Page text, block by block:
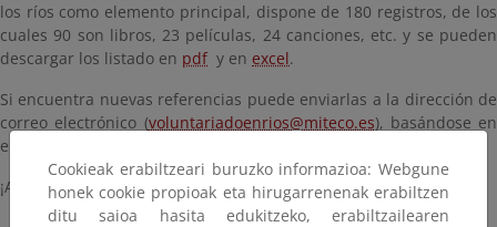
los ríos como elemento principal, dispone de 180 registros, de los
cuales 90 son libros, 23 películas, 24 canciones, etc. y se pueden
descargar los listado en pdf y en excel.
Si encuentra nuevas referencias puede enviarlas a la dirección de
correo electrónico (voluntariadoenrios@miteco.es), basándose en
el formato de este
¡Agradecemos vuestra participación!
Cookieak erabiltzeari buruzko informazioa: Webgune
honek cookie propioak eta hirugarrenenak erabiltzen
ditu saioa hasita edukitzeko, erabiltzailearen